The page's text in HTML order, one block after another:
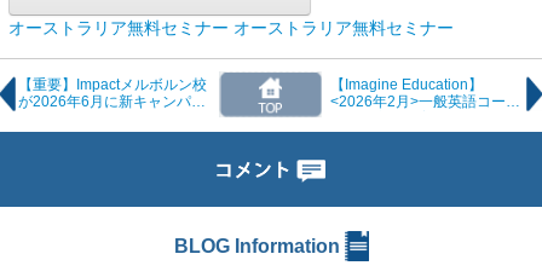
オーストラリア無料セミナー オーストラリア無料セミナー
【重要】Impactメルボルン校
が2026年6月に新キャンパス
【Imagine Education】
<2026年2月>一般英語コース
BLOG Information